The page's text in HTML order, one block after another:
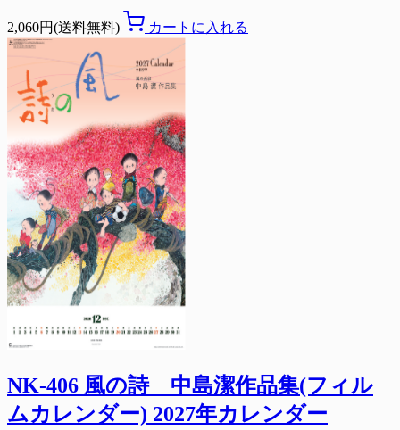
2,060円(送料無料) カートに入れる
NK-406 風の詩 中島潔作品集(フィル
ムカレンダー) 2027年カレンダー